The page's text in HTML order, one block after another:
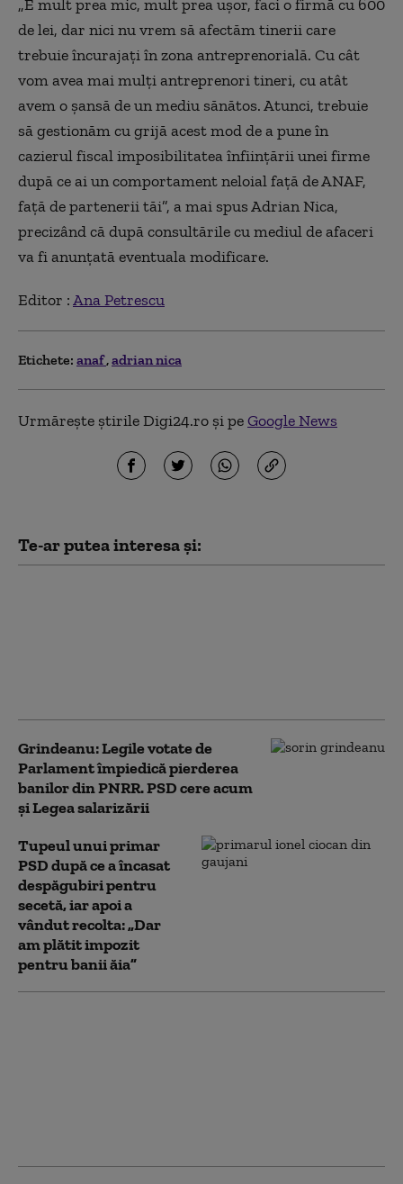
„E mult prea mic, mult prea ușor, faci o firmă cu 600
de lei, dar nici nu vrem să afectăm tinerii care
trebuie încurajați în zona antreprenorială. Cu cât
vom avea mai mulți antreprenori tineri, cu atât
avem o șansă de un mediu sănătos. Atunci, trebuie
să gestionăm cu grijă acest mod de a pune în
cazierul fiscal imposibilitatea înființării unei firme
după ce ai un comportament neloial față de ANAF,
față de partenerii tăi”, a mai spus Adrian Nica,
precizând că după consultările cu mediul de afaceri
va fi anunțată eventuala modificare.
Editor :Ana Petrescu
Etichete: anaf adrian nica
Urmărește știrile Digi24.ro și peGoogle News
Te-ar putea interesa și:
Grindeanu: Legile votate de
Parlament împiedică pierderea
banilor din PNRR. PSD cere acum
și Legea salarizării
Tupeul unui primar
PSD după ce a încasat
despăgubiri pentru
secetă, iar apoi a
vândut recolta: „Dar
am plătit impozit
pentru banii ăia”